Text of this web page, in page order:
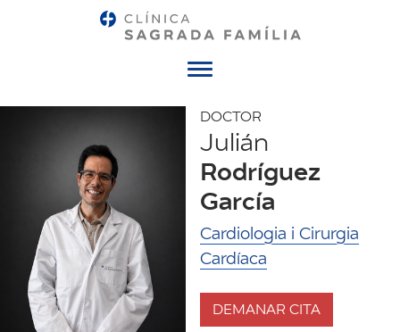
DOCTOR
Julián
Rodríguez
García
Cardiologia i Cirurgia
Cardíaca
DEMANAR CITA